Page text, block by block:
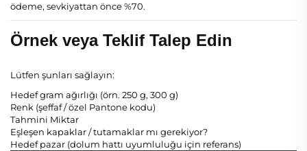
ödeme, sevkiyattan önce %70.
Örnek veya Teklif Talep Edin
Lütfen şunları sağlayın:
Hedef gram ağırlığı (örn. 250 g, 300 g)
Renk (şeffaf / özel Pantone kodu)
Tahmini Miktar
Eşleşen kapaklar / tutamaklar mı gerekiyor?
Hedef pazar (dolum hattı uyumluluğu için referans)